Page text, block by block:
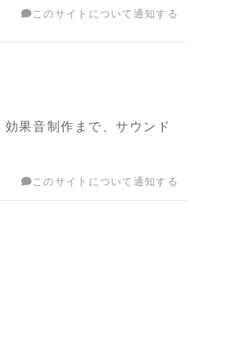
このサイトについて通知する
果音制作まで、サウンド
このサイトについて通知する